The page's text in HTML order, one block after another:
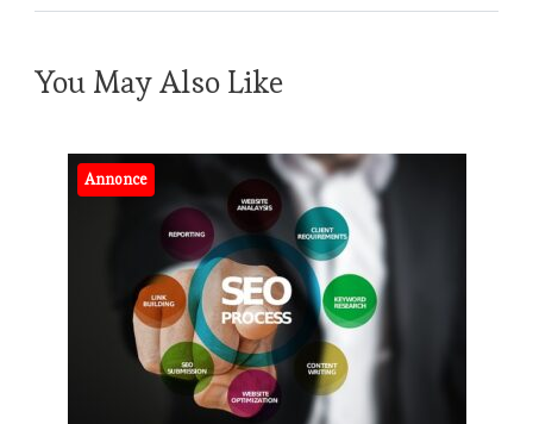
You May Also Like
Annonce